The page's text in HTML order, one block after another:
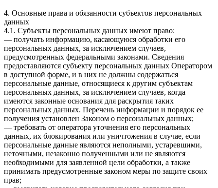
4. Основные права и обязанности субъектов персональных
данных
4.1. Субъекты персональных данных имеют право:
— получать информацию, касающуюся обработки его
персональных данных, за исключением случаев,
предусмотренных федеральными законами. Сведения
предоставляются субъекту персональных данных Оператором
в доступной форме, и в них не должны содержаться
персональные данные, относящиеся к другим субъектам
персональных данных, за исключением случаев, когда
имеются законные основания для раскрытия таких
персональных данных. Перечень информации и порядок ее
получения установлен Законом о персональных данных;
— требовать от оператора уточнения его персональных
данных, их блокирования или уничтожения в случае, если
персональные данные являются неполными, устаревшими,
неточными, незаконно полученными или не являются
необходимыми для заявленной цели обработки, а также
принимать предусмотренные законом меры по защите своих
прав;